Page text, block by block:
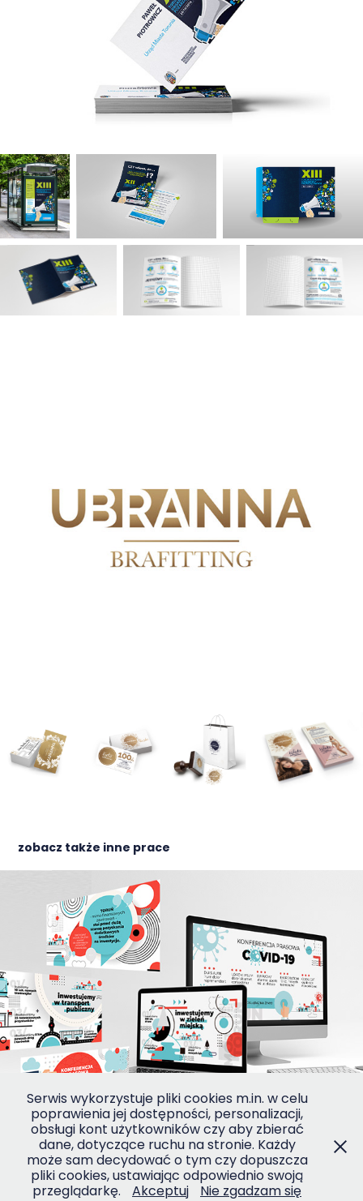
zobacz także inne prace
infografika
2021
RED HEAD 2024
Serwis wykorzystuje pliki cookies m.in. w celu
poprawienia jej dostępności, personalizacji,
obsługi kont użytkowników czy aby zbierać
dane, dotyczące ruchu na stronie. Każdy
może sam decydować o tym czy dopuszcza
pliki cookies, ustawiając odpowiednio swoją
przeglądarkę. Akceptuj Nie zgadzam się